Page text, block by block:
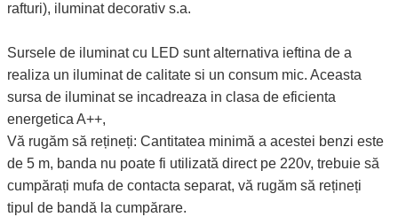
rafturi), iluminat decorativ s.a.
Sursele de iluminat cu LED sunt alternativa ieftina de a
realiza un iluminat de calitate si un consum mic. Aceasta
sursa de iluminat se incadreaza in clasa de eficienta
energetica A++,
Vă rugăm să rețineți: Cantitatea minimă a acestei benzi este
de 5 m, banda nu poate fi utilizată direct pe 220v, trebuie să
cumpărați mufa de contacta separat, vă rugăm să rețineți
tipul de bandă la cumpărare.